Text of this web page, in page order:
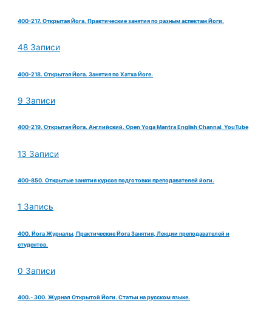
400-217. Открытая Йога. Практические занятия по разным аспектам Йоги.
48 Записи
400-218. Открытая Йога. Занятия по Хатха Йоге.
9 Записи
400-219. Открытая Йога. Английский. Open Yoga Mantra English Channal. YouTube
13 Записи
400-850. Открытые занятия курсов подготовки преподавателей йоги.
1 Запись
400. Йога Журналы, Практические Йога Занятия, Лекции преподавателей и
студентов.
0 Записи
400.- 300. Журнал Открытой Йоги. Статьи на русском языке.